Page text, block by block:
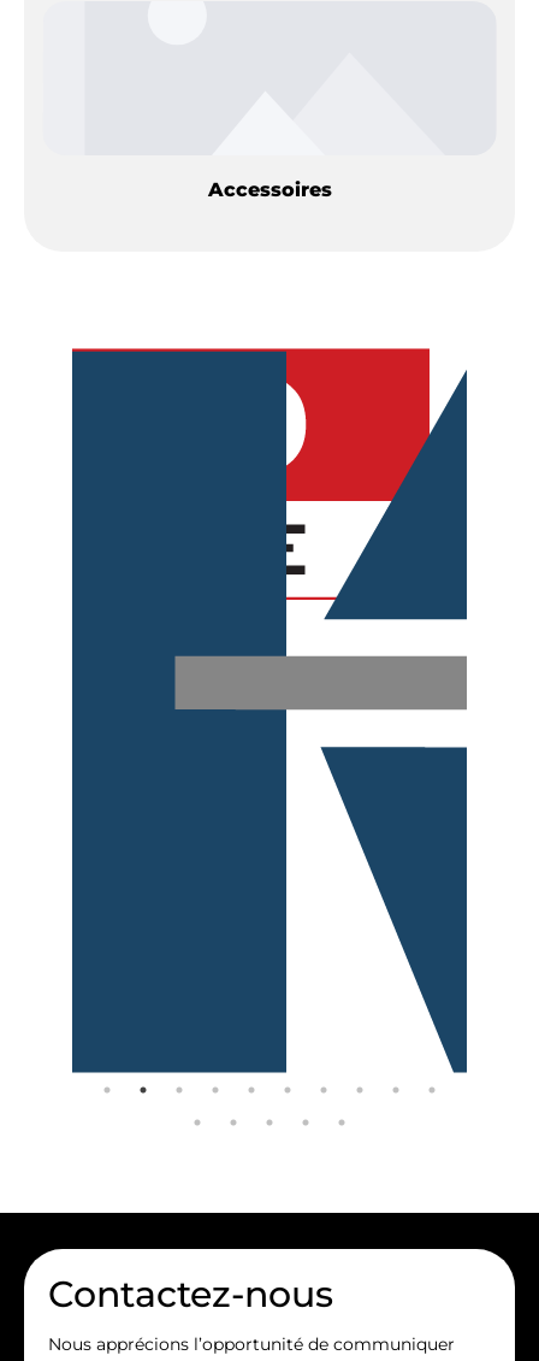
Accessoires
Contactez-nous
Nous apprécions l’opportunité de communiquer